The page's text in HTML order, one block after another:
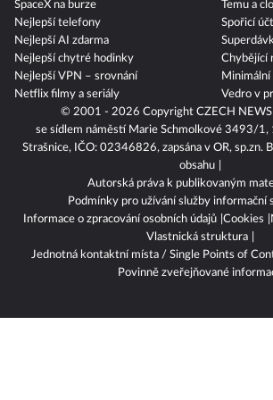
© 2001 - 2026 Copyright CZECH
se sídlem náměstí Marie Schmolkové 3493/1,
Strašnice, IČO: 02346826, zapsána v OR, sp.zn.
obsahu
Autorská práva k publikovaným
Podmínky pro užívání služby informační
Informace o zpracování osobních údajů Cookies
Vlastnická struktura
Jednotná kontaktní místa / Single Points of
Povinně zveřejňované
SpaceX na burze
Nejlepší telefony
Nejlepší AI zdarma
Nejlepší chytré hodinky
Nejlepší VPN – srovnání
Netflix filmy a seriály
Temu a clo
Spořicí
Chybějící
Vedro v